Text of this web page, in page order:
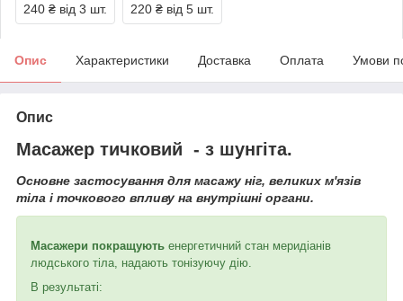
240 ₴ від 3 шт. 220 ₴ від 5 шт.
Опис Характеристики Доставка Оплата Умови
Опис
Масажер тичковий - з шунгіта.
Основне застосування для масажу ніг, великих м'язів
тіла і точкового впливу на внутрішні органи.
Масажери покращують енергетичний стан меридіанів
людського тіла, надають тонізуючу дію.
В результаті: